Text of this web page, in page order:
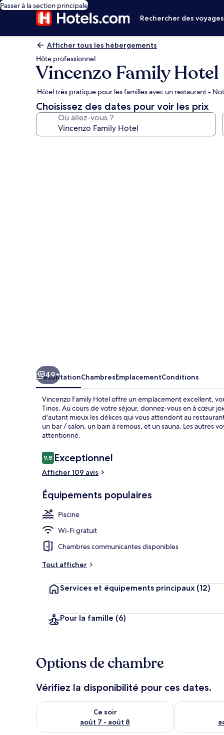
Passer à la section principale
Rechercher des voyages
Afficher tous les hébergements
Hôte professionnel
Vincenzo Family Hotel
Hôtel très pratique pour les familles avec un restaurant -
Choisissez des dates pour voir les prix
Où allez-vous ?
49+
PrésentationChambresEmplacementConditions
Vincenzo Family Hotel offre un emplacement excellent,
Tinos. Au cours de votre séjour, donnez-vous en à cœur
d'autant mieux les délices qui vous attendent au
un bar / salon, un bain à remous, et un sauna. Les autres
attentionné.
Avis
voyageurs
9,89,8 sur 10
Exceptionnel
Afficher 109 avis
Équipements populaires
Piscine
Wi-Fi gratuit
Chambres communicantes disponibles
Tout afficher
Services et équipements principaux (12)
Pour la famille (6)
Options de chambre
Vérifiez la disponibilité pour ces dates.
Ce soir
août 7 - août 8
Vérifier la disponibilité pour ce soir août 7 - août 8
Vérifier la